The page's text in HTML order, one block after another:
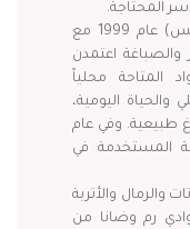
المحتاجة.
وبدأ العمل في مشروع (صافي كرافتس) عام 1999 مع
اعتمدن
المتاحة محلياً
اليومية،
طبيعية. وفي عام
المستخدمة في
والرمال والأتربة
رم وضانا من